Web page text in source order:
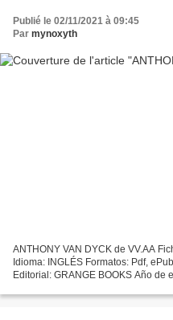
Publié le 02/11/2021 à 09:45
Par mynoxyth
ANTHONY VAN DYCK de VV.AA
Idioma: INGLÉS Formatos: Pdf,
Editorial: GRANGE BOOKS Año